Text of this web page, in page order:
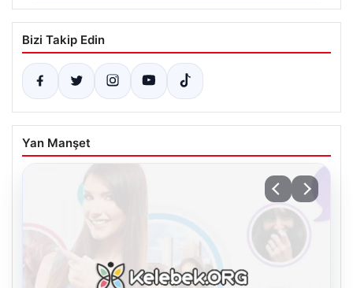
Bizi Takip Edin
Yan Manşet